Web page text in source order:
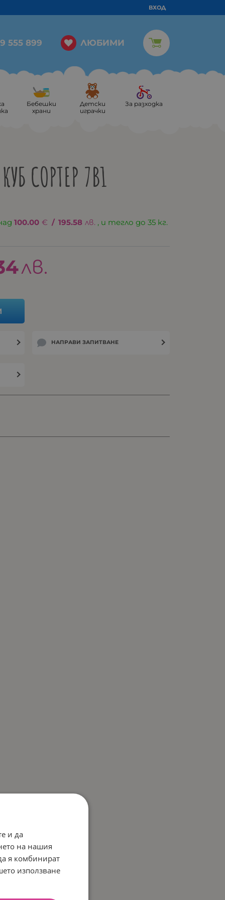
ВХОД
555 899 ЛЮБИМИ
Бебешки
храни
Детски
играчки
За разходка
СОРТЕР 7В1
100.00 € / 195.58 лв. , и тегло до 35 кг.
лв.
НАПРАВИ ЗАПИТВАНЕ
и да
на нашия
я комбинират
използване